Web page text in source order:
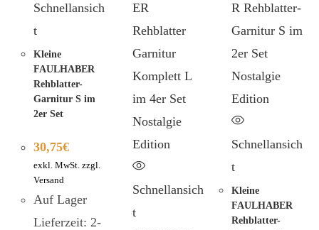
Schnellansich
t
Kleine
FAULHABER
Rehblatter-
Garnitur S im
2er Set
30,75€
exkl. MwSt. zzgl.
Versand
Auf Lager
Lieferzeit: 2-
Schnellansich
t
Schnellansich
t
Kleine
FAULHABER
Rehblatter-